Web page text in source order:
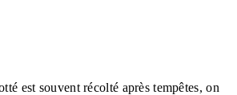
est souvent récolté après tempêtes, on